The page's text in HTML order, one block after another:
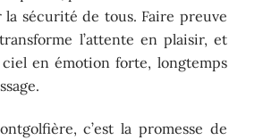
sécurité de tous. Faire preuve
l’attente en plaisir, et
en émotion forte, longtemps
c’est la promesse de